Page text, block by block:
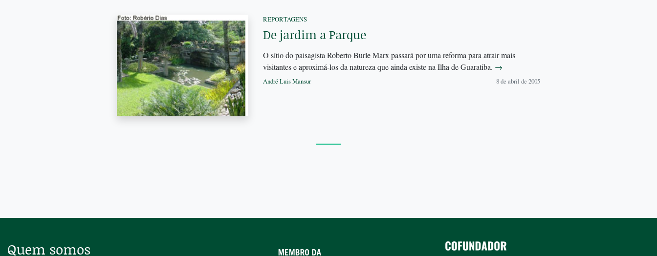
REPORTAGENS
De jardim a Parque
O sítio do paisagista Roberto Burle Marx passará por uma reforma para atrair mais
visitantes e aproximá-los da natureza que ainda existe na Ilha de Guaratiba. →
André Luis Mansur 8 de abril de 2005
Quem somos